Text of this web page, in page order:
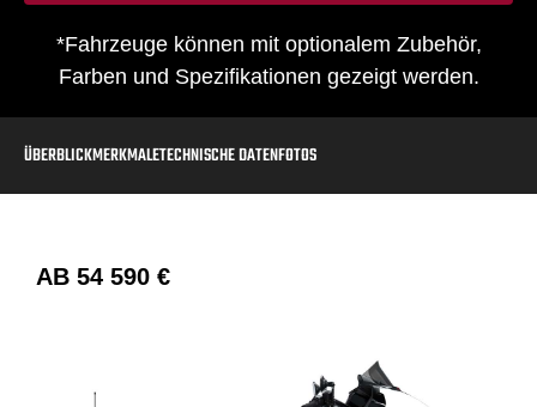
*Fahrzeuge können mit optionalem Zubehör,
Farben und Spezifikationen gezeigt werden.
ÜBERBLICKMERKMALETECHNISCHE DATENFOTOS
AB 54 590 €